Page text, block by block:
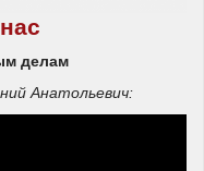
делам
Анатольевич: